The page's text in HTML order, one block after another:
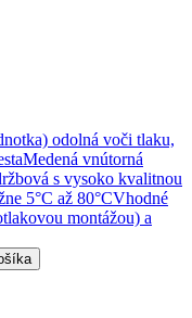
odolná voči tlaku,
vnútorná
s vysoko kvalitnou
5°C až 80°CVhodné
montážou) a